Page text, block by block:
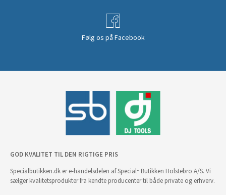
Følg os på Facebook
GOD KVALITET TIL DEN RIGTIGE PRIS
Specialbutikken.dk er e-handelsdelen af Special~Butikken Holstebro A/S. Vi
sælger kvalitetsprodukter fra kendte producenter til både private og erhverv.